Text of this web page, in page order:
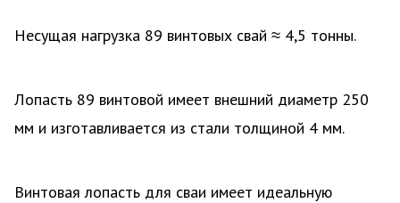
Несущая нагрузка 89 винтовых свай ≈ 4,5 тонны.
Лопасть 89 винтовой имеет внешний диаметр 250
мм и изготавливается из стали толщиной 4 мм.
Винтовая лопасть для сваи имеет идеальную